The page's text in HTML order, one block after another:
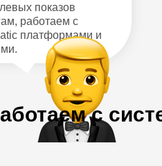
показов
работаем с
платформами и
с